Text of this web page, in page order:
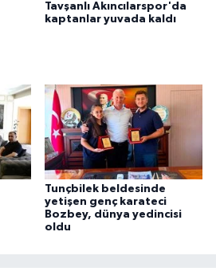
Tavşanlı Akıncılarspor'da
kaptanlar yuvada kaldı
Tunçbilek beldesinde
yetişen genç karateci
Bozbey, dünya yedincisi
oldu